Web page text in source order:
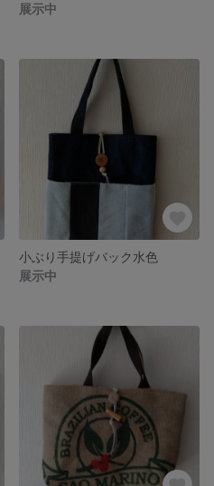
展示中
小ぶり手提げバック水色
展示中